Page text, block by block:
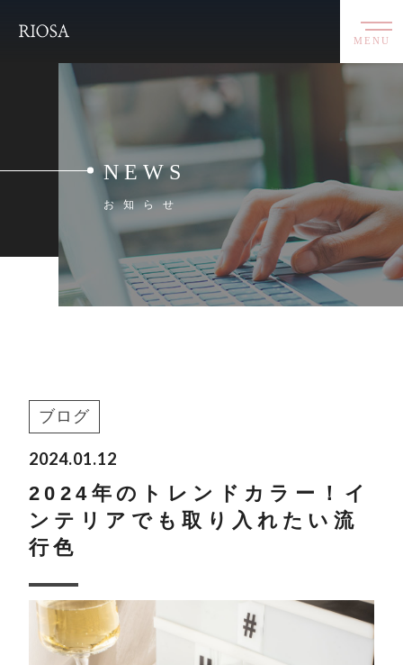
MENU
NEWS
お知らせ
ブログ
2024.01.12
2024年のトレンドカラー！イ
ンテリアでも取り入れたい流
行色